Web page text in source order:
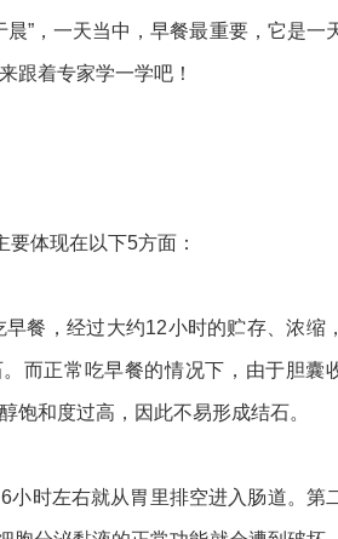
”，一天当中，早餐最重要，它是一
跟着专家学一学吧！
体现在以下5方面：
餐，经过大约12小时的贮存、浓缩，
而正常吃早餐的情况下，由于胆囊
饱和度过高，因此不易形成结石。
时左右就从胃里排空进入肠道。第